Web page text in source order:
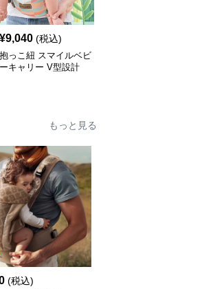
¥9,040 (税込)
抱っこ紐 スマイルベビ
ーキャリー V型設計
もっと見る
(税込)